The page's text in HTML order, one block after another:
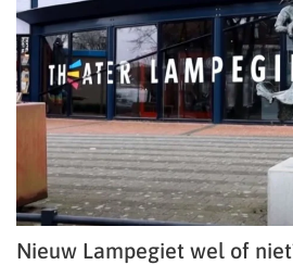
Nieuw Lampegiet wel of